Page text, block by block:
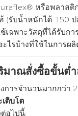
หรือพลาสติ
(รับน้ำหนักได้ 150
เฉพาะวัสดุที่ได้รับกา
ไรบ้างที่ใช้ในการผ
มาณสั่งซื้อขั้นต่
ารจำนวนมากกว่า
ติบโต
อไปนี้: